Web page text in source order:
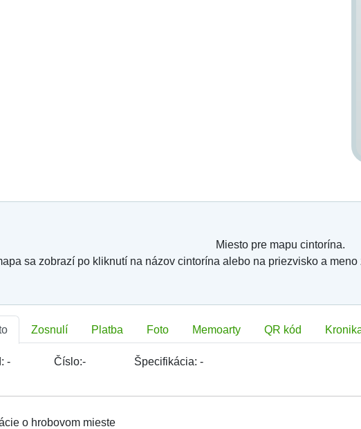
Miesto pre mapu cintorína.
sa zobrazí po kliknutí na názov cintorína alebo na priezvisko a
Zosnulí Platba Foto Memoarty QR kód
- Číslo:- Špecifikácia:-
o hrobovom mieste